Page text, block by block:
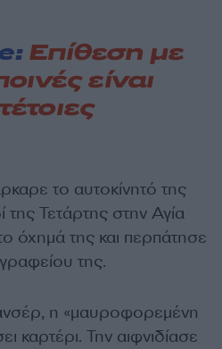
Επίθεση με
είναι
το αυτοκίνητό της
της Τετάρτης στην Αγία
όχημά της και περπάτησε
της.
η «μαυροφορεμένη
καρτέρι. Την αιφνιδίασε